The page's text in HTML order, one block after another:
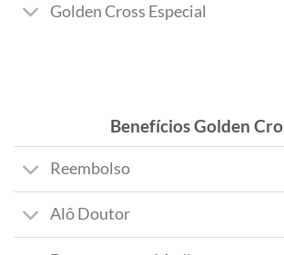
Golden Cross Especial
Benefícios Golden
Reembolso
Alô Doutor